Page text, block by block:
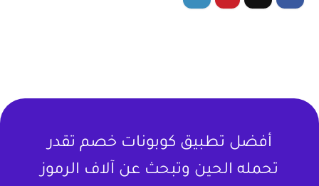
أفضل تطبيق كوبونات خصم تقدر
تحمله الحين وتبحث عن آلاف الرموز